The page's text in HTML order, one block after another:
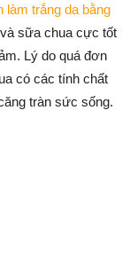
làm trắng da bằng
và sữa chua cực tốt
Lý do quá đơn
có các tính chất
tràn sức sống.